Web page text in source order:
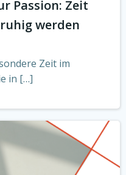
Passion: Zeit
werden
Zeit im
in […]